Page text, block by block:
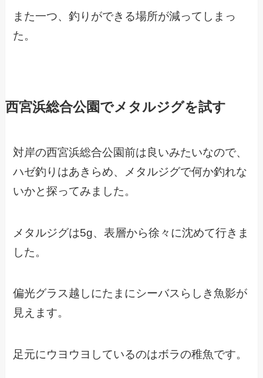
また一つ、釣りができる場所が減ってしまっ
た。
西宮浜総合公園でメタルジグを試す
対岸の西宮浜総合公園前は良いみたいなので、
ハゼ釣りはあきらめ、メタルジグで何か釣れな
いかと探ってみました。
メタルジグは5g、表層から徐々に沈めて行きま
した。
偏光グラス越しにたまにシーバスらしき魚影が
見えます。
足元にウヨウヨしているのはボラの稚魚です。